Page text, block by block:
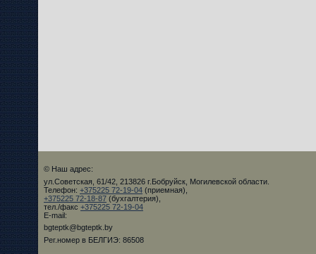
© Наш адрес:
ул.Советская, 61/42, 213826 г.Бобруйск, Могилевской области.
Телефон: +375225 72-19-04 (приемная),
+375225 72-18-87 (бухгалтерия),
тел./факс +375225 72-19-04
E-mail:
bgteptk@bgteptk.by
Рег.номер в БЕЛГИЭ: 86508